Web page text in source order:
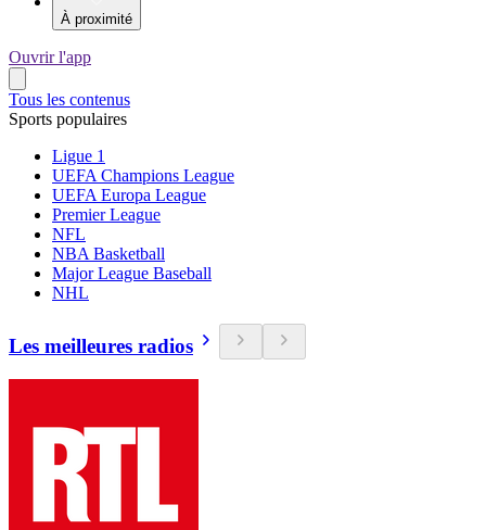
À proximité
Ouvrir l'app
Tous les contenus
Sports populaires
Ligue 1
UEFA Champions League
UEFA Europa League
Premier League
NFL
NBA Basketball
Major League Baseball
NHL
Les meilleures radios